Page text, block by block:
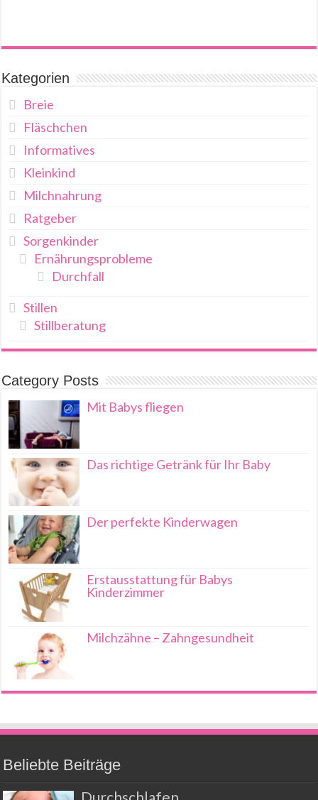
Kategorien
Breie
Fläschchen
Informatives
Kleinkind
Milchnahrung
Ratgeber
Sorgenkinder
Ernährungsprobleme
Durchfall
Stillen
Stillberatung
Category Posts
Mit Babys fliegen
Das richtige Getränk für Ihr Baby
Der perfekte Kinderwagen
Erstausstattung für Babys
Kinderzimmer
Milchzähne – Zahngesundheit
Beliebte Beiträge